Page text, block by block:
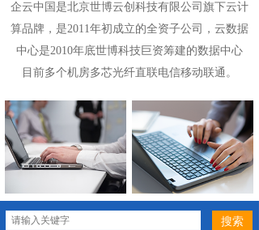
企云中国是北京世博云创科技有限公司旗下云计
算品牌，是2011年初成立的全资子公司， 云数据
中心是2010年底世博科技巨资筹建的数据中心
目前多个机房多芯光纤直联电信移动联通。